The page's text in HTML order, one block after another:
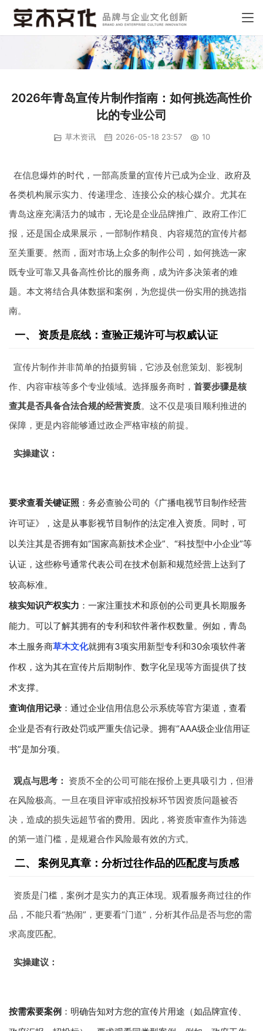
2026年青岛宣传片制作指南：如何挑选高性价
比的专业公司
草木资讯 2026-05-18 23:57 10
在信息爆炸的时代，一部高质量的宣传片已成为企业、政府及
各类机构展示实力、传递理念、连接公众的核心媒介。尤其在
青岛这座充满活力的城市，无论是企业品牌推广、政府工作汇
报，还是国企成果展示，一部制作精良、内容规范的宣传片都
至关重要。然而，面对市场上众多的制作公司，如何挑选一家
既专业可靠又具备高性价比的服务商，成为许多决策者的难
题。本文将结合具体数据和案例，为您提供一份实用的挑选指
南。
一、 资质是底线：查验正规许可与权威认证
宣传片制作并非简单的拍摄剪辑，它涉及创意策划、影视制
作、内容审核等多个专业领域。选择服务商时， 首要步骤是核
查其是否具备合法合规的经营资质。这不仅是项目顺利推进的
保障，更是内容能够通过政企严格审核的前提。
实操建议：
要求查看关键证照 ：务必查验公司的《广播电视节目制作经营
许可证》，这是从事影视节目制作的法定准入资质。同时，可
以关注其是否拥有如“国家高新技术企业”、“科技型中小企业”等
认证，这些称号通常代表公司在技术创新和规范经营上达到了
较高标准。
核实知识产权实力 ：一家注重技术和原创的公司更具长期服务
能力。可以了解其拥有的专利和软件著作权数量。例如，青岛
本土服务商草木文化就拥有3项实用新型专利和30余项软件著
作权，这为其在宣传片后期制作、数字化呈现等方面提供了技
术支撑。
查询信用记录 ：通过企业信用信息公示系统等官方渠道，查看
企业是否有行政处罚或严重失信记录。拥有“AAA级企业信用证
书”是加分项。
观点与思考： 资质不全的公司可能在报价上更具吸引力，但潜
在风险极高。一旦在项目评审或招投标环节因资质问题被否
决，造成的损失远超节省的费用。因此，将资质审查作为筛选
的第一道门槛，是规避合作风险最有效的方式。
二、 案例见真章：分析过往作品的匹配度与质感
资质是门槛，案例才是实力的真正体现。观看服务商过往的作
品，不能只看“热闹”，更要看“门道”，分析其作品是否与您的需
求高度匹配。
实操建议：
按需索要案例 ：明确告知对方您的宣传片用途（如品牌宣传、